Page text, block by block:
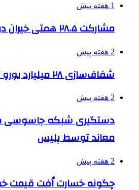
1 هفته پیش
مشارکت ۲۸.۵ همتی خیران در مدرسه‌سازی
2 هفته پیش
شفاف‌سازی ۲۸ میلیارد یورو تعهدات ارزی
2 هفته پیش
دستگیری شبکه جاسوسی
معاند توسط پلیس
2 هفته پیش
چگونه خسارت اُفت قیمت